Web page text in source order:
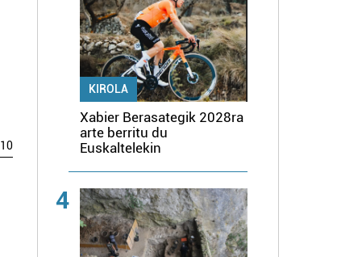
10
KIROLA
Xabier Berasategik 2028ra
arte berritu du
Euskaltelekin
4